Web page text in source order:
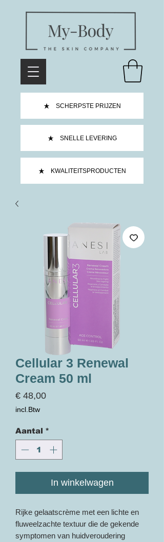
SCHERPSTE PRIJZEN
SNELLE LEVERING
KWALITEITSPRODUCTEN
Cellular 3 Renewal
Cream 50 ml
€ 48,00Prijs
incl.Btw
Aantal *
In winkelwagen
Rijke gelaatscrème met een lichte en
fluweelzachte textuur die de gekende
symptomen van huidveroudering